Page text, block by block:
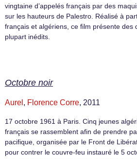
vingtaine d’appelés français par des
sur les hauteurs de Palestro. Réalisé à
français et algériens, ce film présente des
plupart inédits.
Octobre noir
Aurel , Florence Corre, 2011
17 octobre 1961 à Paris. Cinq jeunes
français se rassemblent afin de prendre
pacifique, organisée par le Front de
pour contrer le couvre-feu instauré le 5